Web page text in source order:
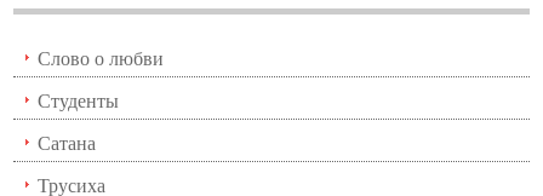
Слово о любви
Студенты
Сатана
Трусиха